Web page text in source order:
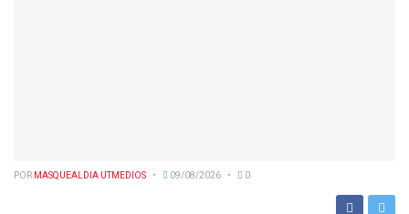
POR MASQUEALDIA UTMEDIOS 09/08/2026 0